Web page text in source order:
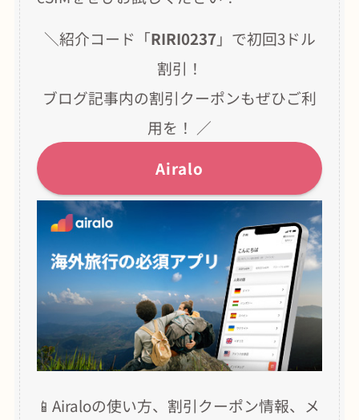
＼紹介コード「RIRI0237」で初回3ドル
割引！
ブログ記事内の割引クーポンもぜひご利
用を！ ／
Airalo
📱Airaloの使い方、割引クーポン情報、メ